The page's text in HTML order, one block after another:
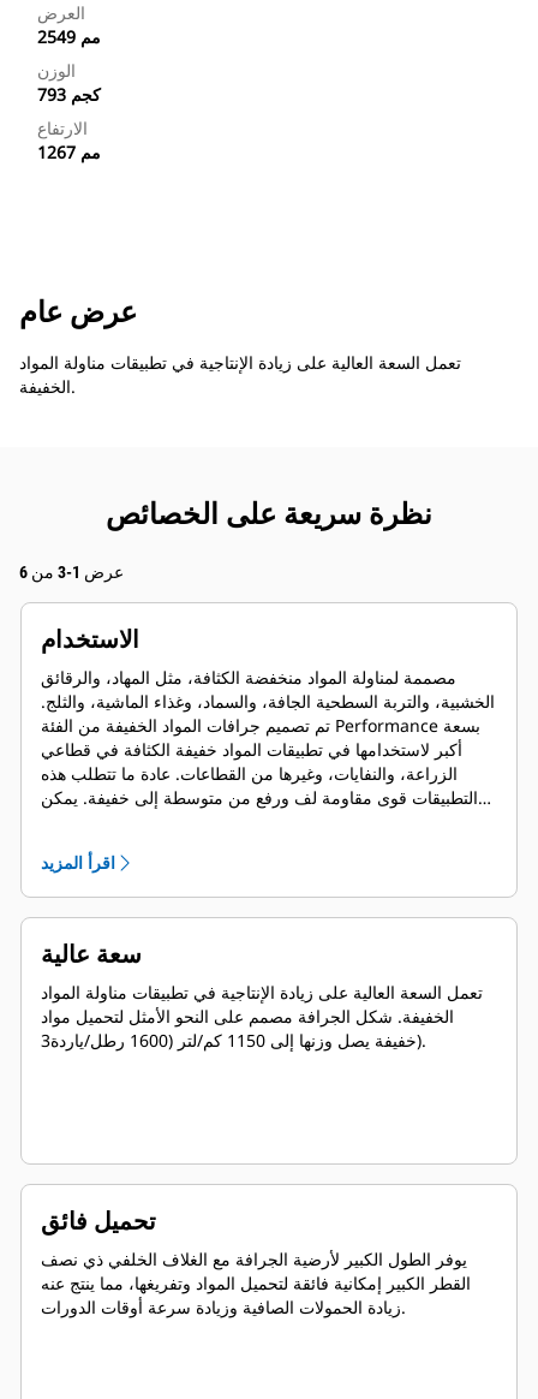
العرض
2549 مم
الوزن
793 كجم
الارتفاع
1267 مم
عرض عام
تعمل السعة العالية على زيادة الإنتاجية في تطبيقات مناولة المواد
الخفيفة.
نظرة سريعة على الخصائص
عرض 1-3 من 6
الاستخدام
مصممة لمناولة المواد منخفضة الكثافة، مثل المهاد، والرقائق
الخشبية، والتربة السطحية الجافة، والسماد، وغذاء الماشية، والثلج.
تم تصميم جرافات المواد الخفيفة من الفئة Performance بسعة
أكبر لاستخدامها في تطبيقات المواد خفيفة الكثافة في قطاعي
الزراعة، والنفايات، وغيرها من القطاعات. عادة ما تتطلب هذه
التطبيقات قوى مقاومة لف ورفع من متوسطة إلى خفيفة. يمكن
اقرأ المزيد
سعة عالية
تعمل السعة العالية على زيادة الإنتاجية في تطبيقات مناولة المواد
الخفيفة. شكل الجرافة مصمم على النحو الأمثل لتحميل مواد
خفيفة يصل وزنها إلى 1150 كم/لتر (1600 رطل/ياردة3).
تحميل فائق
يوفر الطول الكبير لأرضية الجرافة مع الغلاف الخلفي ذي نصف
القطر الكبير إمكانية فائقة لتحميل المواد وتفريغها، مما ينتج عنه
زيادة الحمولات الصافية وزيادة سرعة أوقات الدورات.